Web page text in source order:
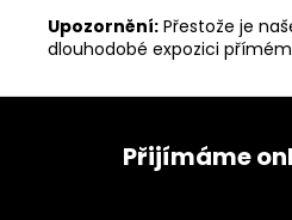
Upozornění: Přestože je
dlouhodobé expozici
Z
Přijímáme